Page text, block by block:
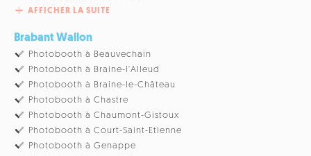
AFFICHER LA SUITE
Brabant Wallon
Photobooth à Beauvechain
Photobooth à Braine-l'Alleud
Photobooth à Braine-le-Château
Photobooth à Chastre
Photobooth à Chaumont-Gistoux
Photobooth à Court-Saint-Etienne
Photobooth à Genappe